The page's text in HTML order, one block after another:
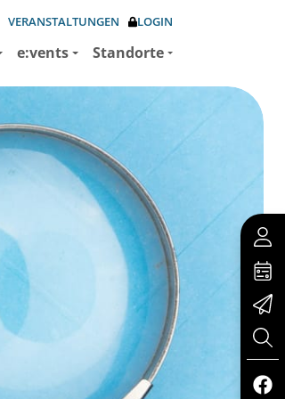
VERANSTALTUNGEN LOGIN
e:vents Standorte